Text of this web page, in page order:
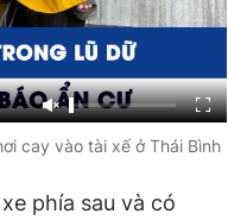
cay vào tài xế ở Thái Bình
phía sau và có